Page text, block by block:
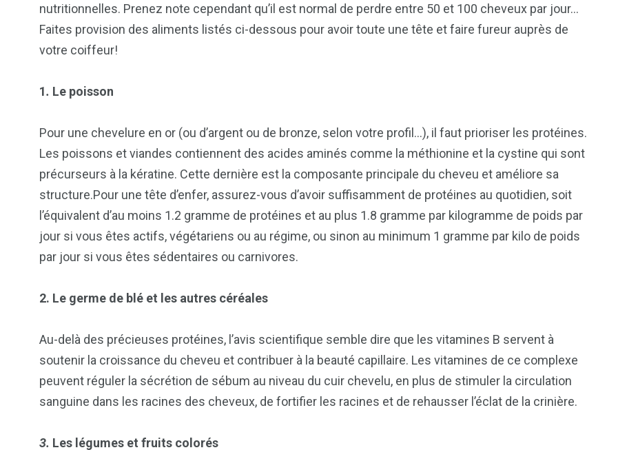
nutritionnelles. Prenez note cependant qu’il est normal de perdre entre 50 et 100 cheveux par jour…
Faites provision des aliments listés ci-dessous pour avoir toute une tête et faire fureur auprès de
votre coiffeur!
1. Le poisson
Pour une chevelure en or (ou d’argent ou de bronze, selon votre profil…), il faut prioriser les protéines.
Les poissons et viandes contiennent des acides aminés comme la méthionine et la cystine qui sont
précurseurs à la kératine. Cette dernière est la composante principale du cheveu et améliore sa
structure.Pour une tête d’enfer, assurez-vous d’avoir suffisamment de protéines au quotidien, soit
l’équivalent d’au moins 1.2 gramme de protéines et au plus 1.8 gramme par kilogramme de poids par
jour si vous êtes actifs, végétariens ou au régime, ou sinon au minimum 1 gramme par kilo de poids
par jour si vous êtes sédentaires ou carnivores.
2. Le germe de blé et les autres céréales
Au-delà des précieuses protéines, l’avis scientifique semble dire que les vitamines B servent à
soutenir la croissance du cheveu et contribuer à la beauté capillaire. Les vitamines de ce complexe
peuvent réguler la sécrétion de sébum au niveau du cuir chevelu, en plus de stimuler la circulation
sanguine dans les racines des cheveux, de fortifier les racines et de rehausser l’éclat de la crinière.
3. Les légumes et fruits colorés